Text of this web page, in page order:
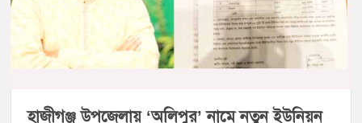
হাজীগঞ্জ উপজেলায় ‘অলিপুর’ নামে নতুন ইউনিয়ন